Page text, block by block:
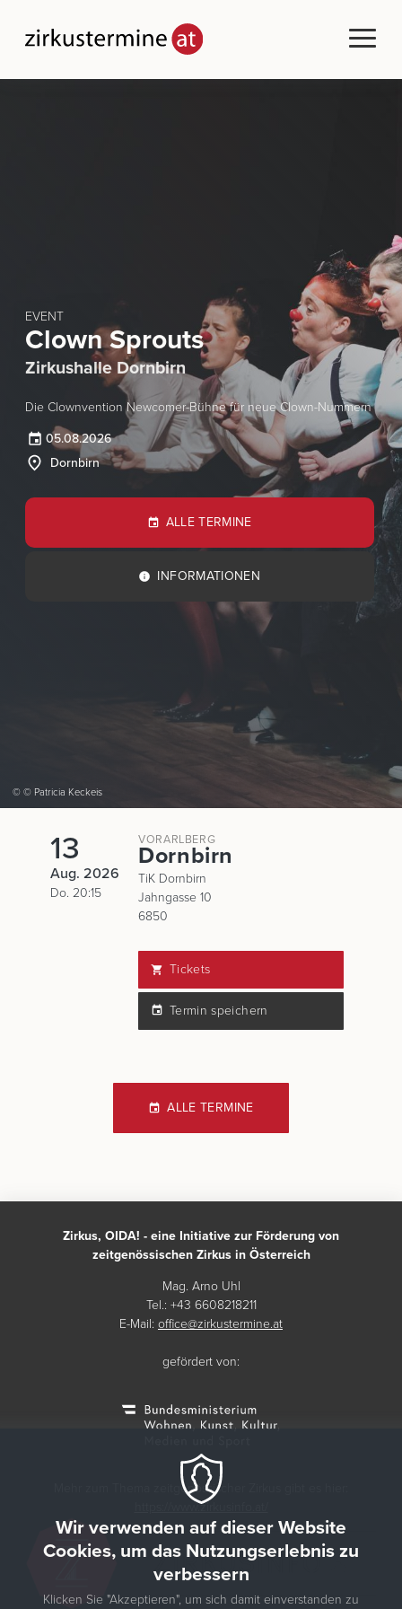
© © Patricia Keckeis
EVENT
Clown Sprouts
Zirkushalle Dornbirn
Die Clownvention Newcomer-Bühne für neue Clown-Nummern
05.08.2026
Dornbirn
ALLE TERMINE
INFORMATIONEN
13
Aug. 2026
Do. 20:15
VORARLBERG
Dornbirn
TiK Dornbirn
Jahngasse 10
6850
Tickets
Termin speichern
ALLE TERMINE
Zirkus, OIDA! - eine Initiative zur Förderung von
zeitgenössischen Zirkus in Österreich
Mag. Arno Uhl
Tel.: +43 6608218211
E-Mail: office@zirkustermine.at
gefördert von:
Mehr zum Thema zeitgenössischer Zirkus gibt es hier:
https://www.zirkusinfo.at/
Wir verwenden auf dieser Website
Cookies, um das Nutzungserlebnis zu
verbessern
Klicken Sie "Akzeptieren", um sich damit einverstanden zu